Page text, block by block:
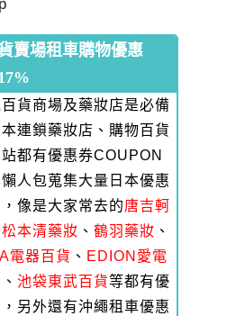
賣場租車購物優惠
貨商場及藥妝店是必備
連鎖藥妝店、購物百貨
都有優惠券COUPON
人包蒐集大量日本優惠
像是大家常去的唐吉軻
松本清藥妝 、 鶴羽藥妝 、
電器百貨 、 EDION愛電
、 池袋東武百貨等都有優
另外還有沖繩租車優惠